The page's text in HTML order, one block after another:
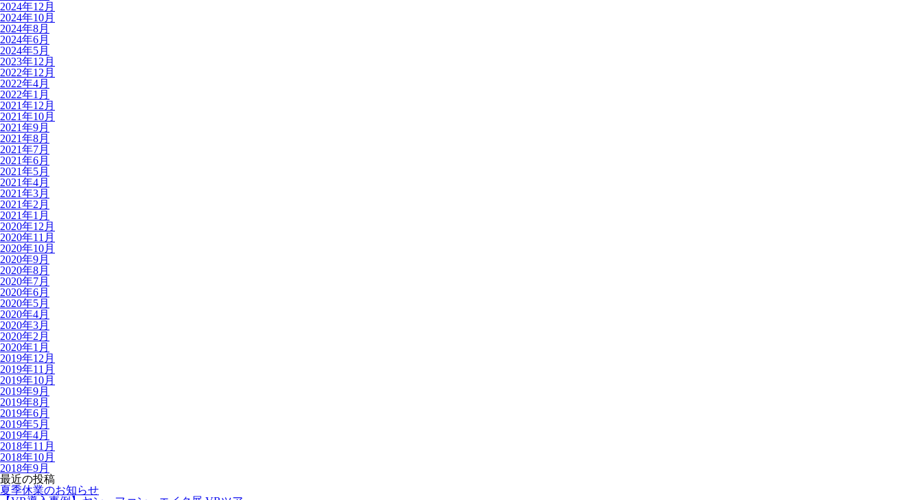
2024年12月
2024年10月
2024年8月
2024年6月
2024年5月
2023年12月
2022年12月
2022年4月
2022年1月
2021年12月
2021年10月
2021年9月
2021年8月
2021年7月
2021年6月
2021年5月
2021年4月
2021年3月
2021年2月
2021年1月
2020年12月
2020年11月
2020年10月
2020年9月
2020年8月
2020年7月
2020年6月
2020年5月
2020年4月
2020年3月
2020年2月
2020年1月
2019年12月
2019年11月
2019年10月
2019年9月
2019年8月
2019年6月
2019年5月
2019年4月
2018年11月
2018年10月
2018年9月
最近の投稿
夏季休業のお知らせ